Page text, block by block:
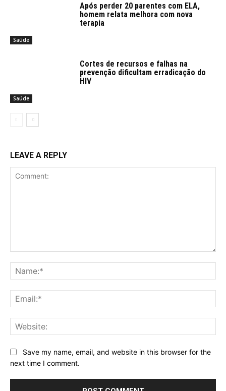
Saúde
Após perder 20 parentes com ELA,
homem relata melhora com nova
terapia
Saúde
Cortes de recursos e falhas na
prevenção dificultam erradicação do
HIV
LEAVE A REPLY
Save my name, email, and website in this browser for the
next time I comment.